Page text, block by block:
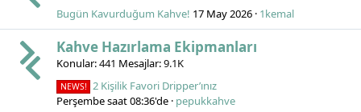
Bugün Kavurduğum Kahve! 17 May 2026 1kemal
Kahve Hazırlama Ekipmanları
Konular 441 Mesajlar 9.1K
NEWS! 2 Kişilik Favori Dripper’ınız
Perşembe saat 08:36'de pepukkahve